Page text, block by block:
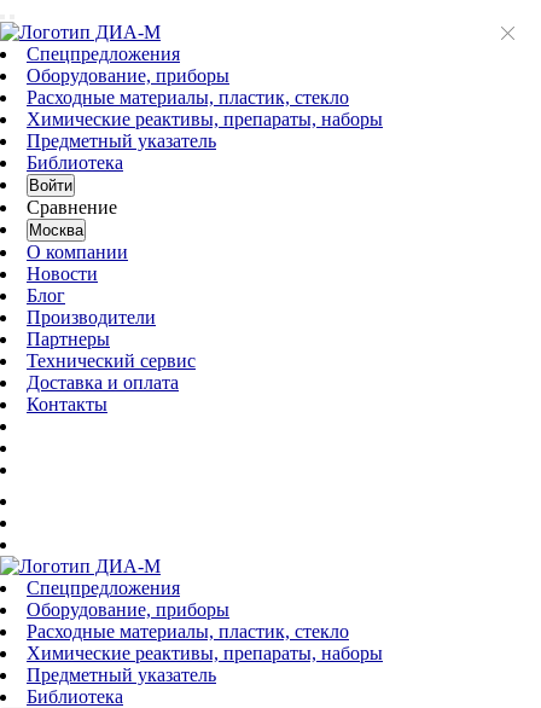
Спецпредложения
Оборудование, приборы
Расходные материалы, пластик, стекло
Химические реактивы, препараты, наборы
Предметный указатель
Библиотека
Войти
Сравнение
Москва
О компании
Новости
Блог
Производители
Партнеры
Технический сервис
Доставка и оплата
Контакты
Спецпредложения
Оборудование, приборы
Расходные материалы, пластик, стекло
Химические реактивы, препараты, наборы
Предметный указатель
Библиотека